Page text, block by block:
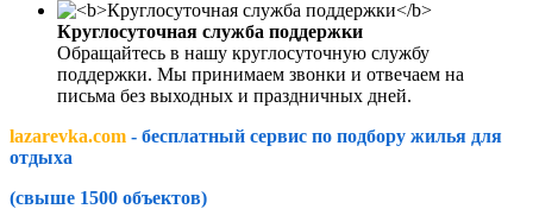
Круглосуточная служба поддержки
Обращайтесь в нашу круглосуточную службу
поддержки. Мы принимаем звонки и отвечаем на
письма без выходных и праздничных дней.
lazarevka.com - бесплатный сервис по подбору жилья для
отдыха
(свыше 1500 объектов)